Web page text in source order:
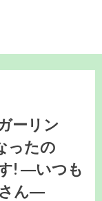
ーリン
ったの
! ―いつも
ん―